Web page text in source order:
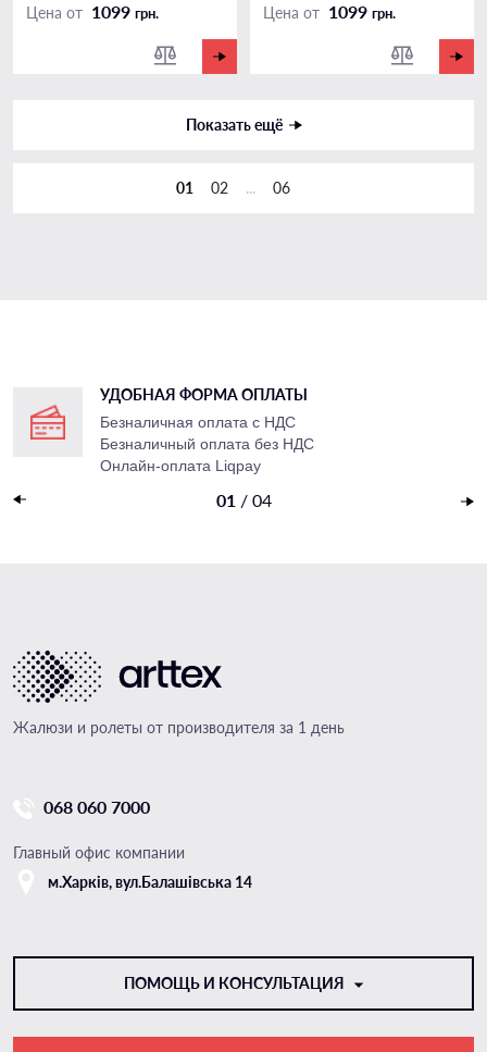
Цена от 1099 грн. Цена от 1099 грн.
01 02 ... 06
Показать ещё
УДОБНАЯ ФОРМА ОПЛАТЫ
Безналичная оплата с НДС
Безналичный оплата без НДС
Онлайн-оплата Liqpay
01 / 04
Жалюзи и ролеты от производителя за 1 день
068 060 7000
Главный офис компании
м.Харкiв, вул.Балашівська 14
ПОМОЩЬ И КОНСУЛЬТАЦИЯ